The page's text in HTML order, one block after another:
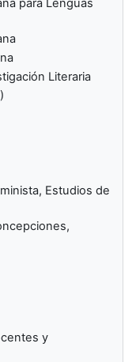
para Lenguas
Literaria
Estudios de
y